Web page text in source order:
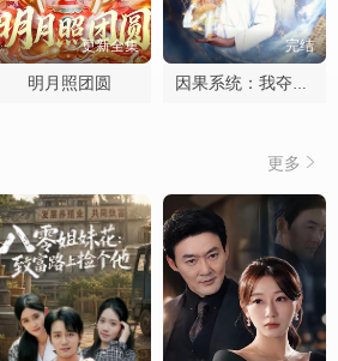
更新全集
明月照团圆
完结
因果系统：我夺气运救苍生
更多